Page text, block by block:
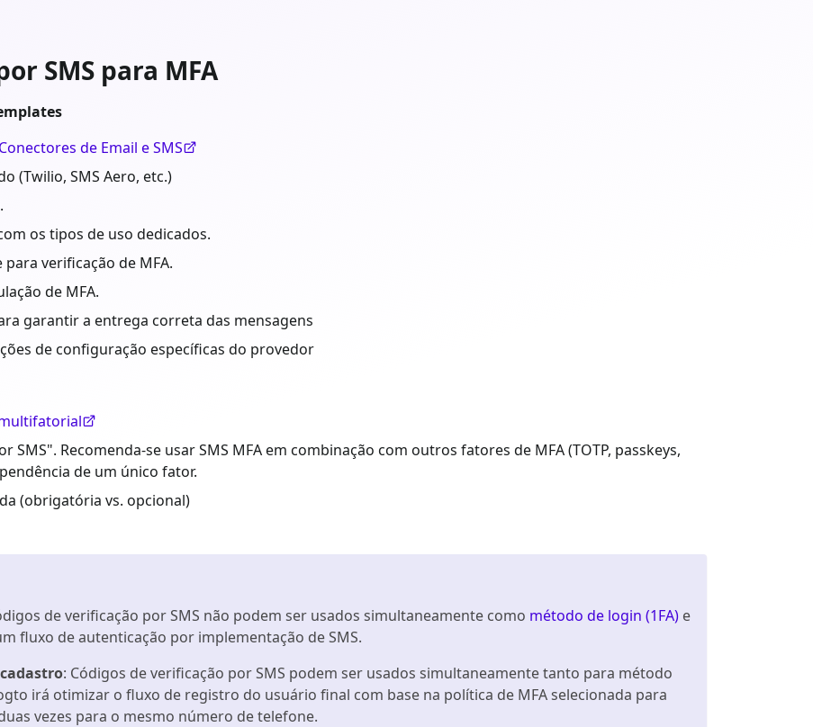
SMS para MFA
de Email e SMS
(Twilio, SMS Aero, etc.)
os tipos de uso dedicados.
para verificação de MFA.
de MFA.
garantir a entrega correta das mensagens
de configuração específicas do provedor
Recomenda-se usar SMS MFA em combinação com outros fatores de MFA (TOTP, passkeys,
de um único fator.
(obrigatória vs. opcional)
de verificação por SMS não podem ser usados simultaneamente como método de login (1FA) e
fluxo de autenticação por implementação de SMS.
: Códigos de verificação por SMS podem ser usados simultaneamente tanto para método
irá otimizar o fluxo de registro do usuário final com base na política de MFA selecionada para
vezes para o mesmo número de telefone.